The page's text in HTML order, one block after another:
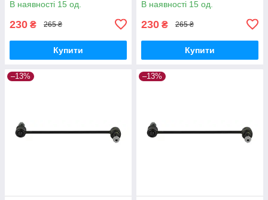
В наявності 15 од.
230 ₴ 265 ₴
Купити
В наявності 15 од.
230 ₴ 265 ₴
Купити
–13% –13%